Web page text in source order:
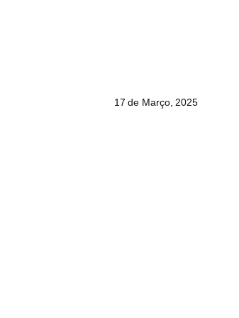
17 de Março, 2025